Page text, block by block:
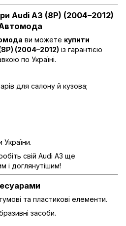
Audi A3 (8P) (2004–2012)
Автомода
ви можете купити
(2004–2012) із гарантією
по Україні.
для салону й кузова;
України.
свій Audi A3 ще
і доглянутішим!
та пластикові елементи.
засоби.